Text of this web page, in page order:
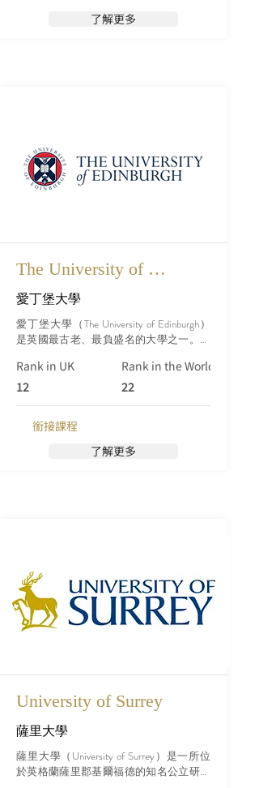
了解更多
The University of
Edinburgh
愛丁堡大學
愛丁堡大學（The University of Edinburgh）
是英國最古老、最負盛名的大學之一。創
充滿歷史的城市愛丁堡。該大學擁有悠久
的學術傳統，已經成為學習和研究的重要
Rank in UK
Rank in the World (Qs)
12
22
銜接課程
了解更多
University of Surrey
薩里大學
薩里大學（University of Surrey）是一所位
於英格蘭薩里郡基爾福德的知名公立研究